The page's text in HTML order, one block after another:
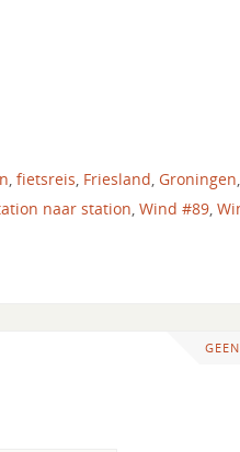
, fietsreis, Friesland, Groningen,
naar station, Wind #89,